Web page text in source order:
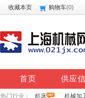
收藏本页 购物车(0)
首页 供应
热门行业： 机床 机械加